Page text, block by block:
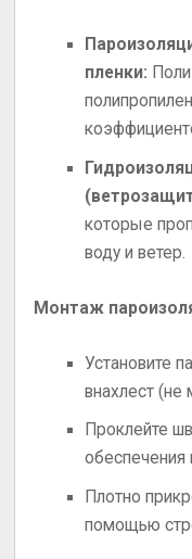
пленки:
которые
воду и ветер.
Монтаж
Установите
внахлест
Проклейте
обеспечения
Плотно
помощью